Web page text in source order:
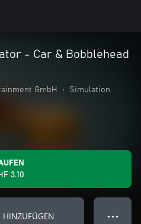
- Car & Bobblehead
GmbH • Simulation
3.10
HINZUFÜGEN ● ● ●